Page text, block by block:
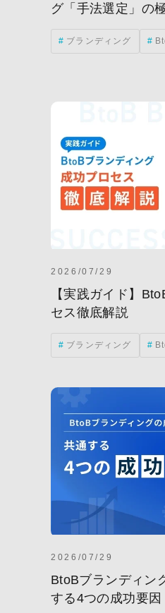
グ「手法選定」の
ブランディング
2026/07/29
【実践ガイド】
セス徹底解説
ブランディング
2026/07/29
BtoBブランディン
する4つの成功要因